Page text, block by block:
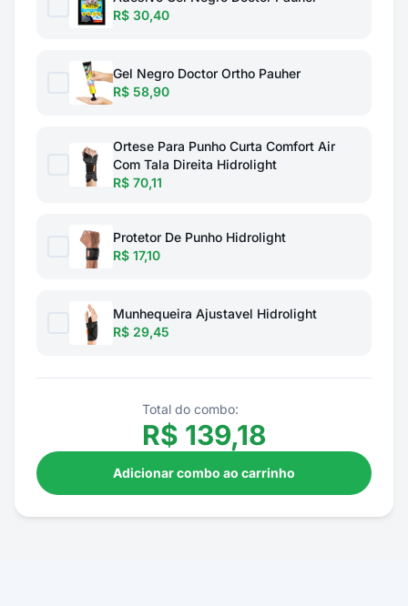
R$ 30,40
Gel Negro Doctor Ortho Pauher
R$ 58,90
Ortese Para Punho Curta Comfort Air
Com Tala Direita Hidrolight
R$ 70,11
Protetor De Punho Hidrolight
R$ 17,10
Munhequeira Ajustavel Hidrolight
R$ 29,45
Total do combo:
R$ 139,18
Adicionar combo ao carrinho